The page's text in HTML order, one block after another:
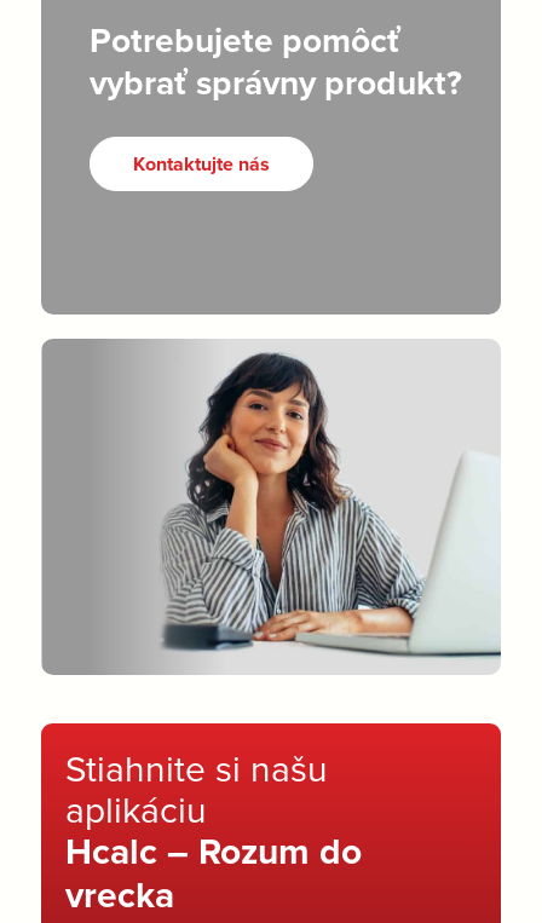
Potrebujete pomôcť
vybrať správny produkt?
Kontaktujte nás
Stiahnite si našu
aplikáciu
Hcalc – Rozum do
vrecka